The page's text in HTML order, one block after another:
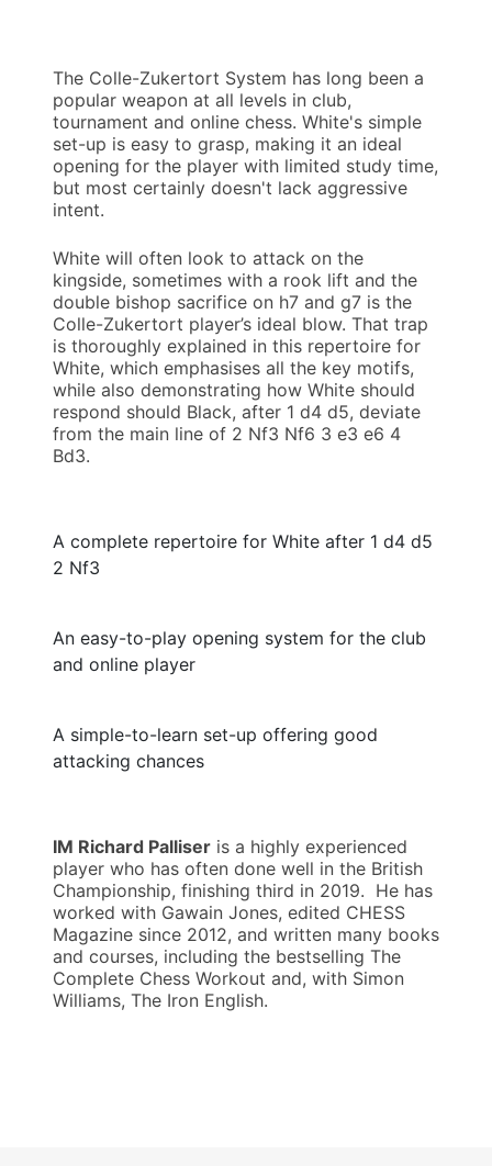
The Colle-Zukertort System has long been a
popular weapon at all levels in club,
tournament and online chess. White's simple
set-up is easy to grasp, making it an ideal
opening for the player with limited study time,
but most certainly doesn't lack aggressive
intent.
White will often look to attack on the
kingside, sometimes with a rook lift and the
double bishop sacrifice on h7 and g7 is the
Colle-Zukertort player’s ideal blow. That trap
is thoroughly explained in this repertoire for
White, which emphasises all the key motifs,
while also demonstrating how White should
respond should Black, after 1 d4 d5, deviate
from the main line of 2 Nf3 Nf6 3 e3 e6 4
Bd3.
A complete repertoire for White after 1 d4 d5
2 Nf3
An easy-to-play opening system for the club
and online player
A simple-to-learn set-up offering good
attacking chances
IM Richard Palliser is a highly experienced
player who has often done well in the British
Championship, finishing third in 2019. He has
worked with Gawain Jones, edited CHESS
Magazine since 2012, and written many books
and courses, including the bestselling The
Complete Chess Workout and, with Simon
Williams, The Iron English.